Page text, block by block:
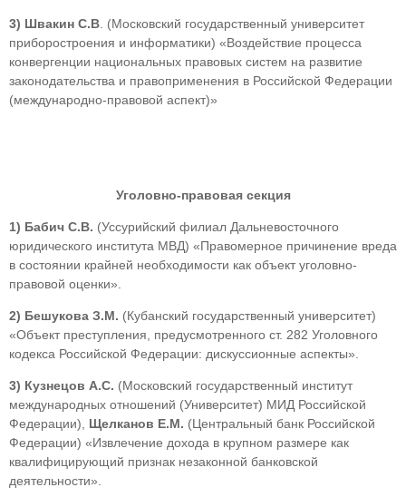
3) Швакин С.В . (Московский государственный университет
приборостроения и информатики) «Воздействие процесса
конвергенции национальных правовых систем на развитие
законодательства и правоприменения в Российской Федерации
(международно-правовой аспект)»
Уголовно-правовая секция
1) Бабич С.В. (Уссурийский филиал Дальневосточного
юридического института МВД) «Правомерное причинение вреда
в состоянии крайней необходимости как объект уголовно-
правовой оценки».
2) Бешукова З.М. (Кубанский государственный университет)
«Объект преступления, предусмотренного ст. 282 Уголовного
кодекса Российской Федерации: дискуссионные аспекты».
3) Кузнецов А.С. (Московский государственный институт
международных отношений (Университет) МИД Российской
Федерации), Щелканов Е.М. (Центральный банк Российской
Федерации) «Извлечение дохода в крупном размере как
квалифицирующий признак незаконной банковской
деятельности».